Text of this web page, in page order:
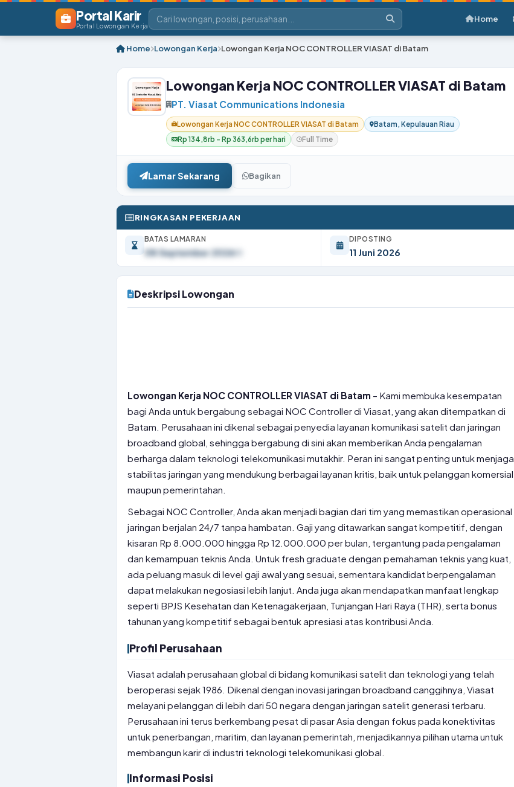
Portal Karir
Portal Lowongan Kerja
Home
Home Lowongan Kerja Lowongan Kerja NOC CONTROLLER VIASAT di Batam
Lowongan Kerja NOC CONTROLLER VIASAT di Batam
PT. Viasat Communications Indonesia
Lowongan Kerja NOC CONTROLLER VIASAT di Batam
Batam, Kepulauan Riau
Rp 134,8rb – Rp 363,6rb per hari
Full Time
Lamar Sekarang Bagikan
RINGKASAN PEKERJAAN
BATAS LAMARAN
08 September 2026
DIPOSTING
11 Juni 2026
Deskripsi Lowongan
Lowongan Kerja NOC CONTROLLER VIASAT di Batam – Kami membuka kesempatan
bagi Anda untuk bergabung sebagai NOC Controller di Viasat, yang akan ditempatkan di
Batam. Perusahaan ini dikenal sebagai penyedia layanan komunikasi satelit dan jaringan
broadband global, sehingga bergabung di sini akan memberikan Anda pengalaman
berharga dalam teknologi telekomunikasi mutakhir. Peran ini sangat penting untuk menjaga
stabilitas jaringan yang mendukung berbagai layanan kritis, baik untuk pelanggan komersial
maupun pemerintahan.
Sebagai NOC Controller, Anda akan menjadi bagian dari tim yang memastikan operasional
jaringan berjalan 24/7 tanpa hambatan. Gaji yang ditawarkan sangat kompetitif, dengan
kisaran Rp 8.000.000 hingga Rp 12.000.000 per bulan, tergantung pada pengalaman
dan kemampuan teknis Anda. Untuk fresh graduate dengan pemahaman teknis yang kuat,
ada peluang masuk di level gaji awal yang sesuai, sementara kandidat berpengalaman
dapat melakukan negosiasi lebih lanjut. Anda juga akan mendapatkan manfaat lengkap
seperti BPJS Kesehatan dan Ketenagakerjaan, Tunjangan Hari Raya (THR), serta bonus
tahunan yang kompetitif sebagai bentuk apresiasi atas kontribusi Anda.
Profil Perusahaan
Viasat adalah perusahaan global di bidang komunikasi satelit dan teknologi yang telah
beroperasi sejak 1986. Dikenal dengan inovasi jaringan broadband canggihnya, Viasat
melayani pelanggan di lebih dari 50 negara dengan jaringan satelit generasi terbaru.
Perusahaan ini terus berkembang pesat di pasar Asia dengan fokus pada konektivitas
untuk penerbangan, maritim, dan layanan pemerintah, menjadikannya pilihan utama untuk
membangun karir di industri teknologi telekomunikasi global.
Informasi Posisi